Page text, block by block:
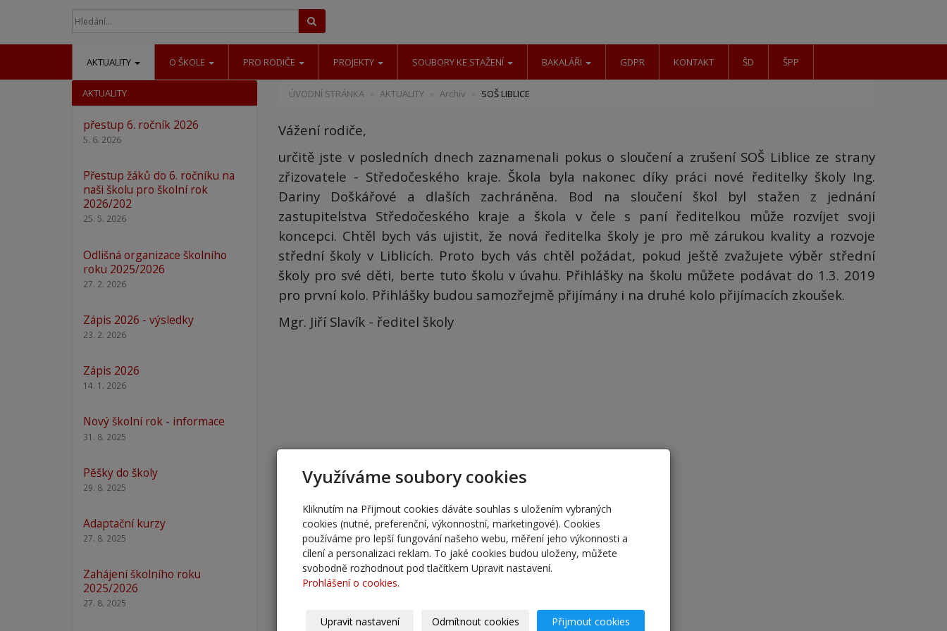
AKTUALITY O ŠKOLE PRO RODIČE PROJEKTY SOUBORY KE STAŽENÍ BAKALÁŘI GDPR KONTAKT ŠD ŠPP
ÚVODNÍ STRÁNKA AKTUALITY Archív SOŠ LIBLICE
Vážení rodiče,
určitě jste v posledních dnech zaznamenali pokus o sloučení a zrušení SOŠ Liblice ze strany
zřizovatele - Středočeského kraje. Škola byla nakonec díky práci nové ředitelky školy Ing.
Dariny Doškářové a dlaších zachráněna. Bod na sloučení škol byl stažen z jednání
zastupitelstva Středočeského kraje a škola v čele s paní ředitelkou může rozvíjet svoji
koncepci. Chtěl bych vás ujistit, že nová ředitelka školy je pro mě zárukou kvality a rozvoje
střední školy v Liblicích. Proto bych vás chtěl požádat, pokud ještě zvažujete výběr střední
školy pro své děti, berte tuto školu v úvahu. Přihlášky na školu můžete podávat do 1.3. 2019
pro první kolo. Přihlášky budou samozřejmě přijímány i na druhé kolo přijímacích zkoušek.
Mgr. Jiří Slavík - ředitel školy
AKTUALITY
přestup 6. ročník 2026
5. 6. 2026
Přestup žáků do 6. ročníku na
naši školu pro školní rok
2026/202
25. 5. 2026
Odlišná organizace školního
roku 2025/2026
27. 2. 2026
Zápis 2026 - výsledky
23. 2. 2026
Zápis 2026
14. 1. 2026
Nový školní rok - informace
31. 8. 2025
Pěšky do školy
29. 8. 2025
Adaptační kurzy
27. 8. 2025
Zahájení školního roku
2025/2026
27. 8. 2025
Využíváme soubory cookies
Kliknutím na Přijmout cookies dáváte souhlas s uložením vybraných
cookies (nutné, preferenční, výkonnostní, marketingové). Cookies
používáme pro lepší fungování našeho webu, měření jeho výkonnosti a
cílení a personalizaci reklam. To jaké cookies budou uloženy, můžete
svobodně rozhodnout pod tlačítkem Upravit nastavení.
Prohlášení o cookies.
Upravit nastavení Odmítnout cookies Přijmout cookies